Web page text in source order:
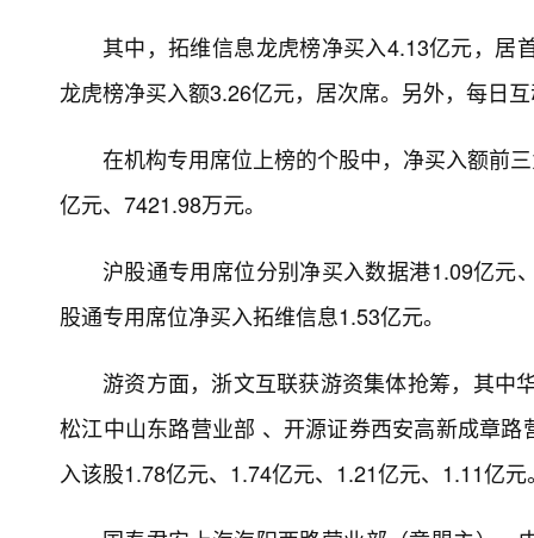
其中，拓维信息龙虎榜净买入4.13亿元，居
龙虎榜净买入额3.26亿元，居次席。另外，每日
在机构专用席位上榜的个股中，净买入额前
亿元、7421.98万元。
沪股通专用席位分别净买入数据港1.09亿元
股通专用席位净买入拓维信息1.53亿元。
游资方面，浙文互联获游资集体抢筹，其中
松江中山东路营业部 、开源证券西安高新成章
入该股1.78亿元、1.74亿元、1.21亿元、1.11亿元